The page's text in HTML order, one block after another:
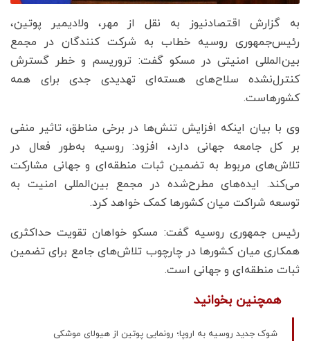
به گزارش اقتصادنیوز به نقل از مهر، ولادیمیر پوتین،
رئیس‌جمهوری روسیه خطاب به شرکت کنندگان در مجمع
بین‌المللی امنیتی در مسکو گفت: تروریسم و خطر گسترش
کنترل‌نشده سلاح‌های هسته‌ای تهدیدی جدی برای همه
کشورهاست.
وی با بیان اینکه افزایش تنش‌ها در برخی مناطق، تاثیر منفی
بر کل جامعه جهانی دارد، افزود: روسیه به‌طور فعال در
تلاش‌های مربوط به تضمین ثبات منطقه‌ای و جهانی مشارکت
می‌کند. ایده‌های مطرح‌شده در مجمع بین‌المللی امنیت به
توسعه شراکت میان کشورها کمک خواهد کرد.
رئیس جمهوری روسیه گفت: مسکو خواهان تقویت حداکثری
همکاری میان کشورها در چارچوب تلاش‌های جامع برای تضمین
ثبات منطقه‌ای و جهانی است.
همچنین بخوانید
شوک جدید روسیه به اروپا؛ رونمایی پوتین از هیولای موشکی